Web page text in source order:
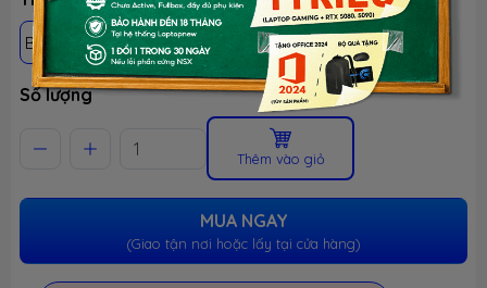
BH 24 THÁNG - 1 ĐỔI 1 TRONG 30 NGÀY LỖI NSX
Số lượng
Thêm vào giỏ
MUA NGAY
(Giao tận nơi hoặc lấy tại cửa hàng)